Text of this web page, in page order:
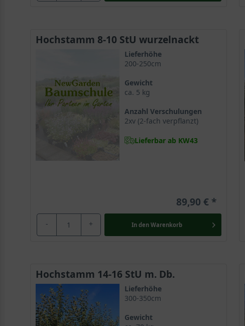
Hochstamm 8-10 StU wurzelnackt
Lieferhöhe
200-250cm
Gewicht
ca. 5 kg
Anzahl Verschulungen
2xv (2-fach verpflanzt)
Lieferbar ab KW43
89,90 €
- + In den Warenkorb
Hochstamm 14-16 StU m. Db.
Lieferhöhe
300-350cm
Gewicht